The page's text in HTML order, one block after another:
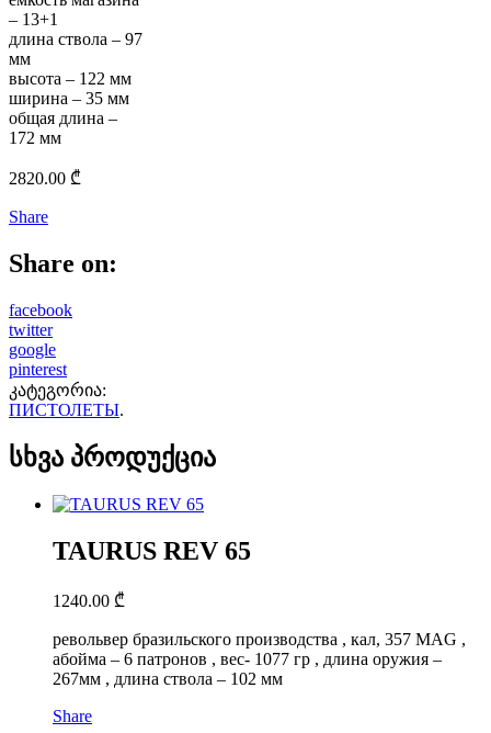
– 13+1
длина ствола – 97
мм
высота – 122 мм
ширина – 35 мм
общая длина –
172 мм
2820.00 ₾
Share
Share on:
facebook
twitter
google
pinterest
კატეგორია:
ПИСТОЛЕТЫ.
სხვა პროდუქცია
TAURUS REV 65
1240.00 ₾
револьвер бразильского производства , кал, 357 MAG ,
абойма – 6 патронов , вес- 1077 гр , длина оружия –
267мм , длина ствола – 102 мм
Share